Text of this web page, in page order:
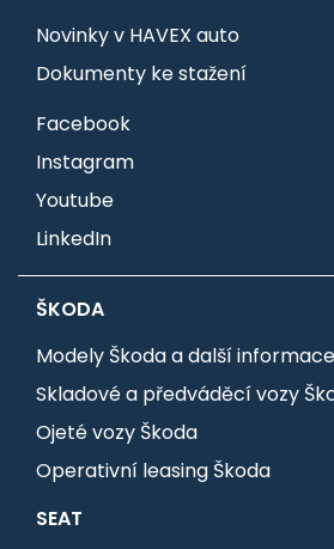
Novinky v HAVEX auto
Dokumenty ke stažení
Facebook
Instagram
Youtube
LinkedIn
ŠKODA
Modely Škoda a další informace
Skladové a předváděcí vozy
Ojeté vozy Škoda
Operativní leasing Škoda
SEAT